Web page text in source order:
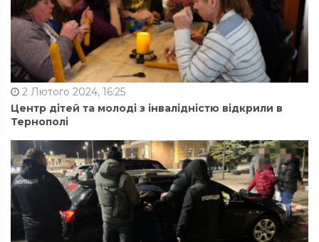
2 Лютого 2024, 16:25
Центр дітей та молоді з інвалідністю відкрили в
Тернополі